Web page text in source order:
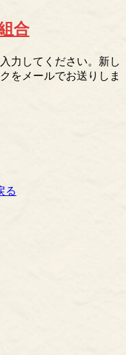
合
力してください。新し
をメールでお送りしま
る